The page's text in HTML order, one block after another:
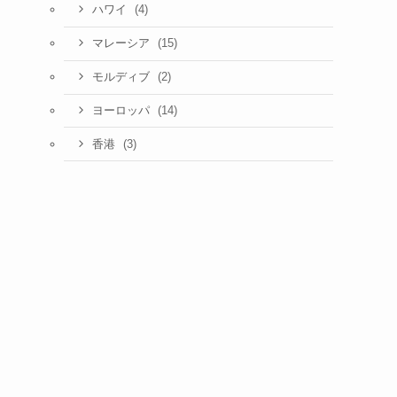
ハワイ (4)
マレーシア (15)
モルディブ (2)
ヨーロッパ (14)
香港 (3)